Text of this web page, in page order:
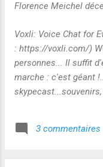
Florence Meichel
Voxli: Voice Chat for
: https://voxli.com/)
personnes... Il suffit
marche : c'est géant
3 commentaires